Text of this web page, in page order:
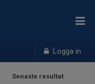
Logga in
Senaste resultat